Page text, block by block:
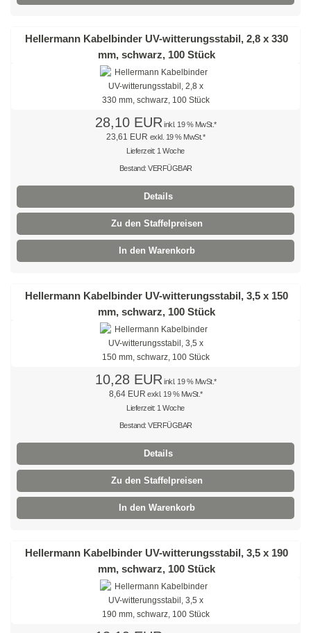
Edelstahlbinder mit Leiterverschluss
Edelstahlbinder mit Welle
Edelstahlschraubsockel
Kabelbinder wiederlösbar
mit Nummerierung
Mehrzweckbinder PA66
natur
farbig
mit Steckfuß
Hellermann Kabelbinder UV-witterungsstabil, 2,8 x 330
mm, schwarz, 100 Stück
28,10 EUR inkl. 19 % MwSt.*
23,61 EUR exkl. 19 % MwSt.*
Lieferzeit: 1 Woche
Bestand: VERFÜGBAR
Details
Zu den Staffelpreisen
In den Warenkorb
Hellermann Kabelbinder UV-witterungsstabil, 3,5 x 150
mm, schwarz, 100 Stück
10,28 EUR inkl. 19 % MwSt.*
8,64 EUR exkl. 19 % MwSt.*
Lieferzeit: 1 Woche
Bestand: VERFÜGBAR
Details
Zu den Staffelpreisen
In den Warenkorb
Hellermann Kabelbinder UV-witterungsstabil, 3,5 x 190
mm, schwarz, 100 Stück